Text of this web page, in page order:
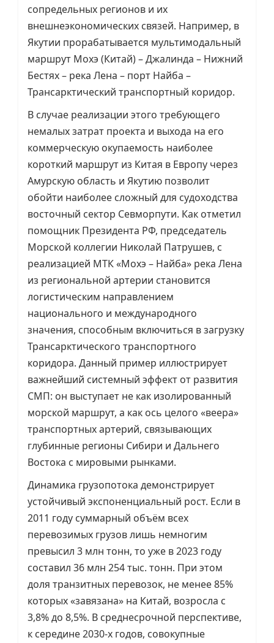
сопредельных регионов и их
внешнеэкономических связей. Например, в
Якутии прорабатывается мультимодальный
маршрут Мохэ (Китай) – Джалинда – Нижний
Бестях – река Лена – порт Найба –
Трансарктический транспортный коридор.
В случае реализации этого требующего
немалых затрат проекта и выхода на его
коммерческую окупаемость наиболее
короткий маршрут из Китая в Европу через
Амурскую область и Якутию позволит
обойти наиболее сложный для судоходства
восточный сектор Севморпути. Как отметил
помощник Президента РФ, председатель
Морской коллегии Николай Патрушев, с
реализацией МТК «Мохэ – Найба» река Лена
из региональной артерии становится
логистическим направлением
национального и международного
значения, способным включиться в загрузку
Трансарктического транспортного
коридора. Данный пример иллюстрирует
важнейший системный эффект от развития
СМП: он выступает не как изолированный
морской маршрут, а как ось целого «веера»
транспортных артерий, связывающих
глубинные регионы Сибири и Дальнего
Востока с мировыми рынками.
Динамика грузопотока демонстрирует
устойчивый экспоненциальный рост. Если в
2011 году суммарный объём всех
перевозимых грузов лишь немногим
превысил 3 млн тонн, то уже в 2023 году
составил 36 млн 254 тыс. тонн. При этом
доля транзитных перевозок, не менее 85%
которых «завязана» на Китай, возросла с
3,8% до 8,5%. В среднесрочной перспективе,
к середине 2030-х годов, совокупные